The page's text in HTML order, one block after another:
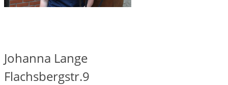
Johanna Lange
Flachsbergstr.9